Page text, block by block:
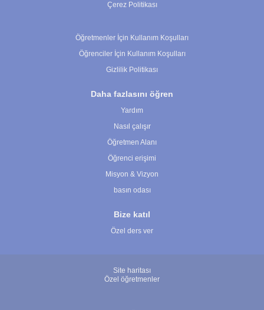
Çerez Politikası
Öğretmenler İçin Kullanım Koşulları
Öğrenciler İçin Kullanım Koşulları
Gizlilik Politikası
Daha fazlasını öğren
Yardım
Nasıl çalışır
Öğretmen Alanı
Öğrenci erişimi
Misyon & Vizyon
basın odası
Bize katıl
Özel ders ver
Site haritası
Özel öğretmenler